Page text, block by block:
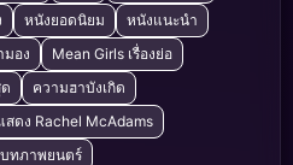
หนังยอดนิยม
หนังแนะนำ
อง
Mean Girls เรื่องย่อ
ความฮาบังเกิด
สดง Rachel McAdams
บทภาพยนตร์